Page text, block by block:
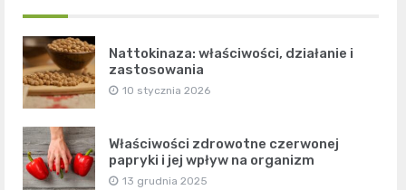
Nattokinaza: właściwości, działanie i
zastosowania
10 stycznia 2026
Właściwości zdrowotne czerwonej
papryki i jej wpływ na organizm
13 grudnia 2025